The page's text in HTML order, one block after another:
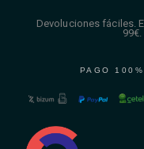
Devoluciones fáciles.
99€.
PAGO